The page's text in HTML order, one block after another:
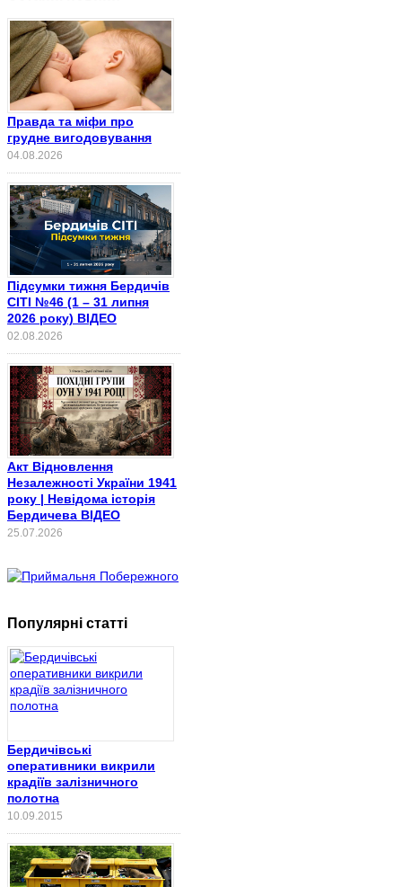
Правда та міфи про
грудне вигодовування
04.08.2026
Підсумки тижня Бердичів
СІТІ №46 (1 – 31 липня
2026 року) ВІДЕО
02.08.2026
Акт Відновлення
Незалежності України 1941
року | Невідома історія
Бердичева ВІДЕО
25.07.2026
Популярні статті
Бердичівські
оперативники викрили
крадіїв залізничного
полотна
10.09.2015